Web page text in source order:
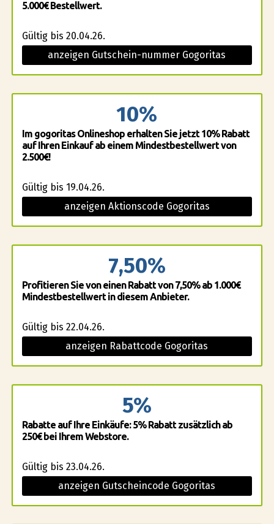
5.000€ Bestellwert.
Gültig bis 20.04.26.
anzeigen Gutschein-nummer Gogoritas
10%
Im gogoritas Onlineshop erhalten Sie jetzt 10% Rabatt
auf Ihren Einkauf ab einem Mindestbestellwert von
2.500€!
Gültig bis 19.04.26.
anzeigen Aktionscode Gogoritas
7,50%
Profitieren Sie von einen Rabatt von 7,50% ab 1.000€
Mindestbestellwert in diesem Anbieter.
Gültig bis 22.04.26.
anzeigen Rabattcode Gogoritas
5%
Rabatte auf Ihre Einkäufe: 5% Rabatt zusätzlich ab
250€ bei Ihrem Webstore.
Gültig bis 23.04.26.
anzeigen Gutscheincode Gogoritas